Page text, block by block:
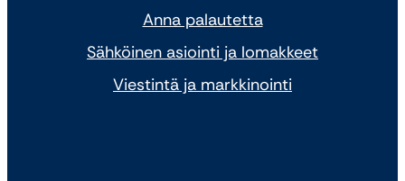
Anna palautetta
Sähköinen asiointi ja lomakkeet
Viestintä ja markkinointi